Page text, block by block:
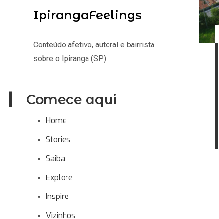
IpirangaFeelings
Conteúdo afetivo, autoral e bairrista
sobre o Ipiranga (SP)
Comece aqui
Home
Stories
Saiba
Explore
Inspire
Vizinhos